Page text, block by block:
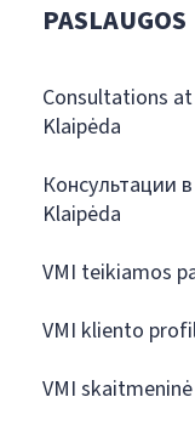
PASLAUGOS
Consultations
Klaipėda
Консультации
Klaipėda
VMI teikiamos
VMI kliento
VMI